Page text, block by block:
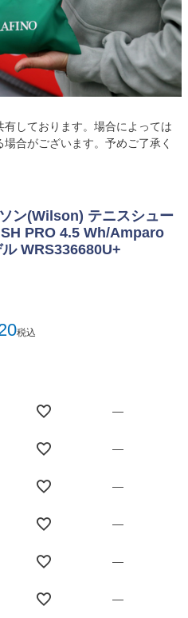
しております。場合によっては
合がございます。予めご了承く
ン(Wilson) テニスシュー
PRO 4.5 Wh/Amparo
WRS336680U+
税込
—
—
—
—
—
—